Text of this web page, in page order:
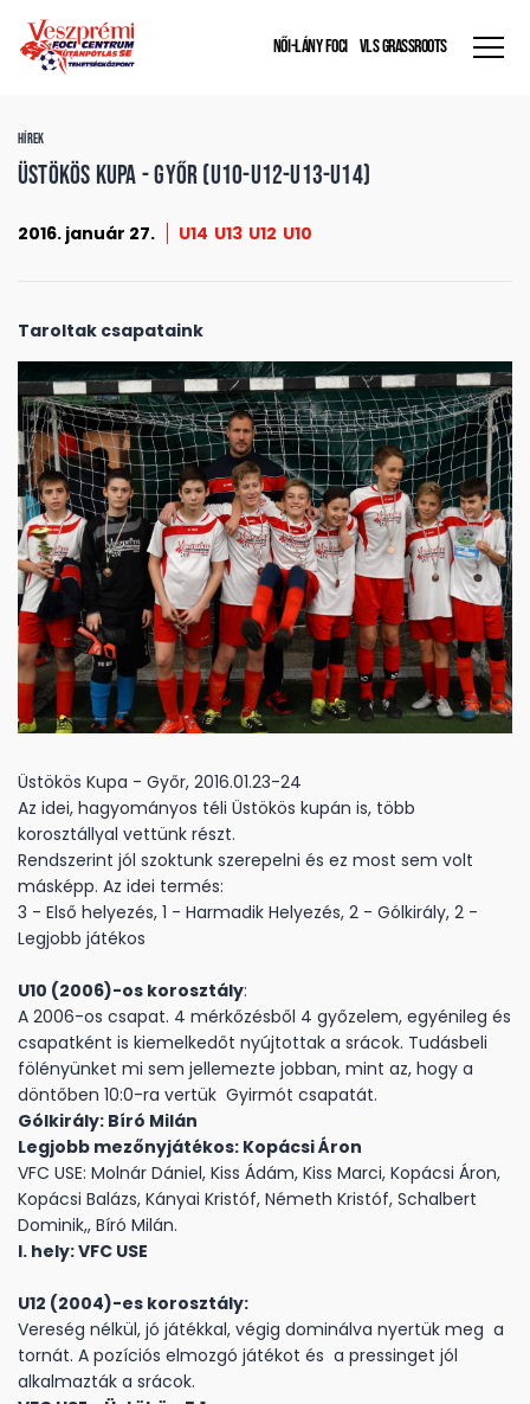
NŐI-LÁNY FOCI VLS GRASSROOTS
HÍREK
Üstökös Kupa - Győr (U10-U12-U13-U14)
2016. január 27. U14 U13 U12 U10
Taroltak csapataink
Üstökös Kupa - Győr, 2016.01.23-24
Az idei, hagyományos téli Üstökös kupán is, több
korosztállyal vettünk részt.
Rendszerint jól szoktunk szerepelni és ez most sem volt
másképp. Az idei termés:
3 - Első helyezés, 1 - Harmadik Helyezés, 2 - Gólkirály, 2 -
Legjobb játékos
U10 (2006)-os korosztály:
A 2006-os csapat. 4 mérkőzésből 4 győzelem, egyénileg és
csapatként is kiemelkedőt nyújtottak a srácok. Tudásbeli
fölényünket mi sem jellemezte jobban, mint az, hogy a
döntőben 10:0-ra vertük Gyirmót csapatát.
Gólkirály: Bíró Milán
Legjobb mezőnyjátékos: Kopácsi Áron
VFC USE: Molnár Dániel, Kiss Ádám, Kiss Marci, Kopácsi Áron,
Kopácsi Balázs, Kányai Kristóf, Németh Kristóf, Schalbert
Dominik,, Bíró Milán.
I. hely: VFC USE
U12 (2004)-es korosztály:
Vereség nélkül, jó játékkal, végig dominálva nyertük meg a
tornát. A pozíciós elmozgó játékot és a pressinget jól
alkalmazták a srácok.